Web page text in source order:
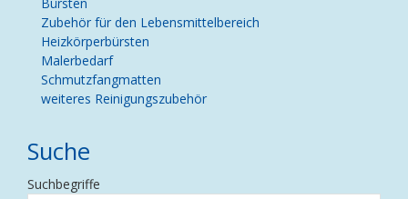
Zubehör für den Lebensmittelbereich
Heizkörperbürsten
Malerbedarf
Schmutzfangmatten
weiteres Reinigungszubehör
Suche
Suchbegriffe